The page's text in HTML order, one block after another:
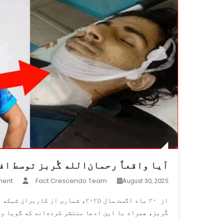
آیا واقعاً رحمان‌الله گُربز توسط
August 30, 2025
Fact Crescendo Team
از ۲۰ ماه اگست سال ۲۰۲۵،
گُربز، همراه با این ادعا منتشر کرده‌اند که گویا